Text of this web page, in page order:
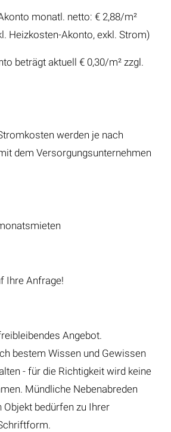
monatl. netto: € 2,88/m²
Heizkosten-Akonto, exkl. Strom)
beträgt aktuell € 0,30/m² zzgl.
werden je nach
dem Versorgungsunternehmen
Ihre Anfrage!
Angebot.
bestem Wissen und Gewissen
- für die Richtigkeit wird keine
Mündliche Nebenabreden
Objekt bedürfen zu Ihrer